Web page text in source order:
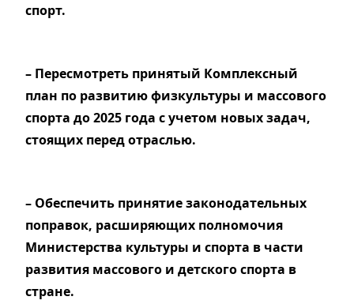
спорт.
– Пересмотреть принятый Комплексный
план по развитию физкультуры и массового
спорта до 2025 года с учетом новых задач,
стоящих перед отраслью.
– Обеспечить принятие законодательных
поправок, расширяющих полномочия
Министерства культуры и спорта в части
развития массового и детского спорта в
стране.